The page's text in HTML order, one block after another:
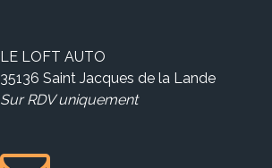
LE LOFT AUTO
35136 Saint Jacques de la Lande
Sur RDV uniquement